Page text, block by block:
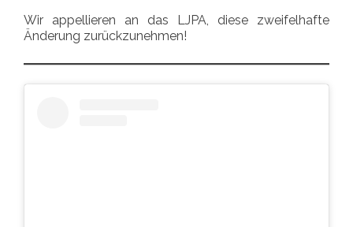
Wir appellieren an das LJPA, diese zweifelhafte
Änderung zurückzunehmen!